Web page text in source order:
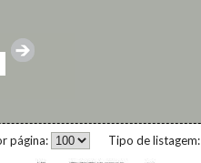
Tipo de listagem:
página: